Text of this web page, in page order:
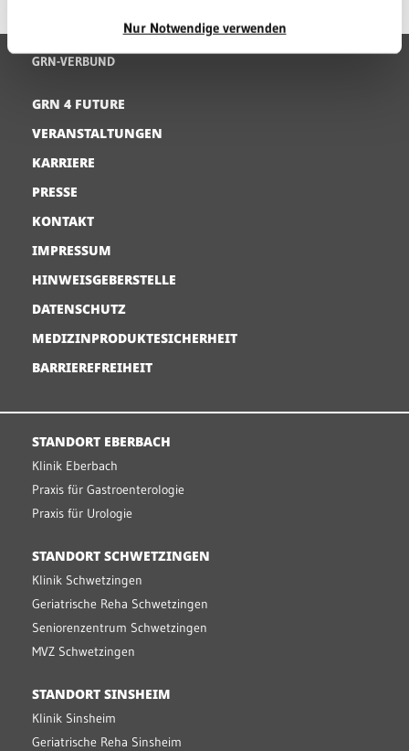
Nur Notwendige verwenden
GRN-VERBUND
GRN 4 FUTURE
VERANSTALTUNGEN
KARRIERE
PRESSE
KONTAKT
IMPRESSUM
HINWEISGEBERSTELLE
DATENSCHUTZ
MEDIZINPRODUKTESICHERHEIT
BARRIEREFREIHEIT
STANDORT EBERBACH
Klinik Eberbach
Praxis für Gastroenterologie
Praxis für Urologie
STANDORT SCHWETZINGEN
Klinik Schwetzingen
Geriatrische Reha Schwetzingen
Seniorenzentrum Schwetzingen
MVZ Schwetzingen
STANDORT SINSHEIM
Klinik Sinsheim
Geriatrische Reha Sinsheim